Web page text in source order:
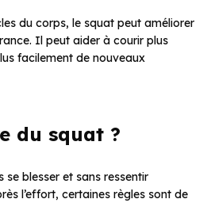
du corps, le squat peut améliorer
Il peut aider à courir plus
facilement de nouveaux
du squat ?
se blesser et sans ressentir
l’effort, certaines règles sont de